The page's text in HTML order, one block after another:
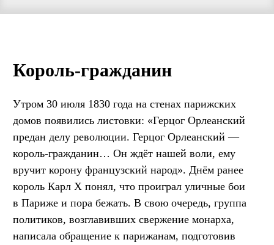
Король-гражданин
Утром 30 июля 1830 года на стенах парижских
домов появились листовки: «Герцог Орлеанский
предан делу революции. Герцог Орлеанский —
король-гражданин… Он ждёт нашей воли, ему
вручит корону французский народ». Днём ранее
король Карл X понял, что проиграл уличные бои
в Париже и пора бежать. В свою очередь, группа
политиков, возглавивших свержение монарха,
написала обращение к парижанам, подготовив